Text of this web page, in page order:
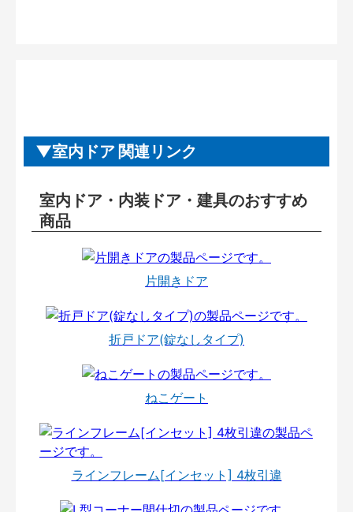
室内ドア 関連リンク
室内ドア・内装ドア・建具のおすすめ
商品
片開きドア
折戸ドア(錠なしタイプ)
ねこゲート
ラインフレーム[インセット] 4枚引違